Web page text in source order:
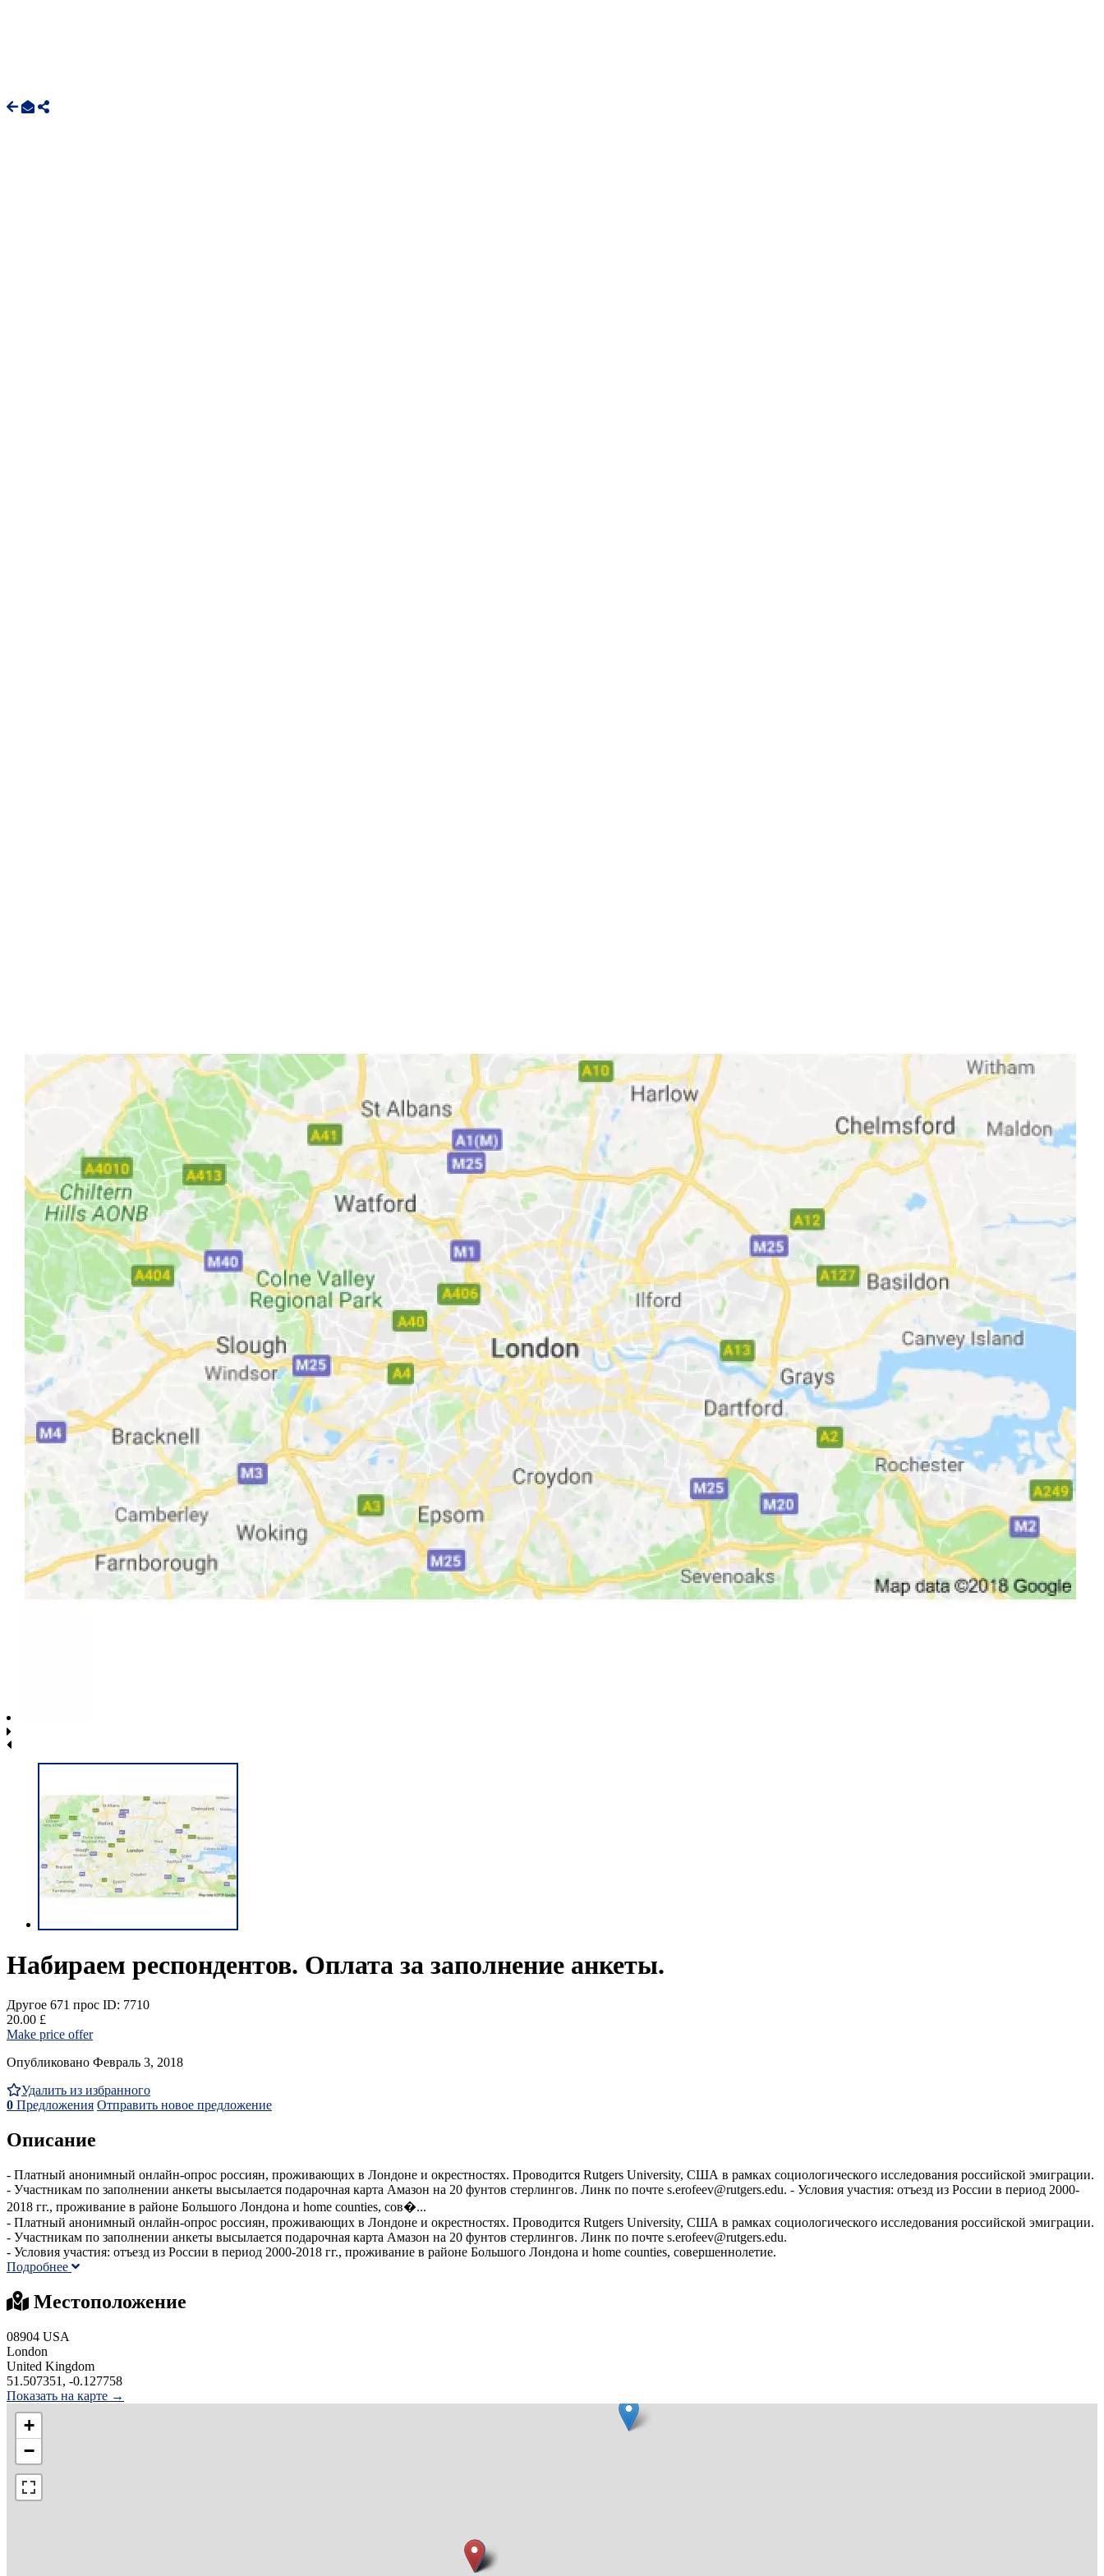
Набираем респондентов. Оплата за заполнение анкеты.
Другое 671 прос ID: 7710
20.00 £
Make price offer
Опубликовано Февраль 3, 2018
Удалить из избранного
0 Предложения Отправить новое предложение
Описание
- Платный анонимный онлайн-опрос россиян, проживающих в Лондоне и окрестностях. Проводится Rutgers University, США в рамках социологического исследования российской эмиграции.
- Участникам по заполнении анкеты высылается подарочная карта Амазон на 20 фунтов стерлингов. Линк по почте s.erofeev@rutgers.edu. - Условия участия: отъезд из России в период 2000-
2018 гг., проживание в районе Большого Лондона и home counties, сов�...
- Платный анонимный онлайн-опрос россиян, проживающих в Лондоне и окрестностях. Проводится Rutgers University, США в рамках социологического исследования российской эмиграции.
- Участникам по заполнении анкеты высылается подарочная карта Амазон на 20 фунтов стерлингов. Линк по почте s.erofeev@rutgers.edu.
- Условия участия: отъезд из России в период 2000-2018 гг., проживание в районе Большого Лондона и home counties, совершеннолетие.
Подробнее
Местоположение
08904 USA
London
United Kingdom
51.507351, -0.127758
Показать на карте →
+
−